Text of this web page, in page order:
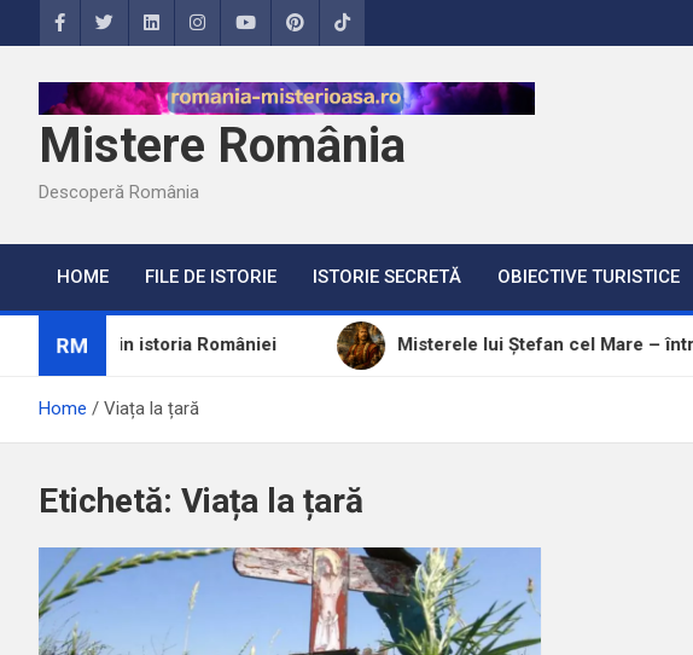
to
Mistere România
Descoperă România
HOME FILE DE ISTORIE ISTORIE SECRETĂ OBIECTIVE TURISTICE
RM
din istoria României Misterele lui Ștefan cel Mare – între
Home Viața la țară
Etichetă: Viața la țară